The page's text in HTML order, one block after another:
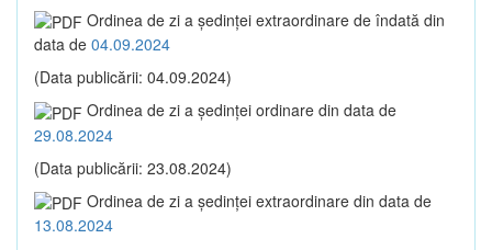
Ordinea de zi a şedinţei extraordinare de îndată din
data de 04.09.2024
(Data publicării: 04.09.2024)
Ordinea de zi a şedinţei ordinare din data de
29.08.2024
(Data publicării: 23.08.2024)
Ordinea de zi a şedinţei extraordinare din data de
13.08.2024